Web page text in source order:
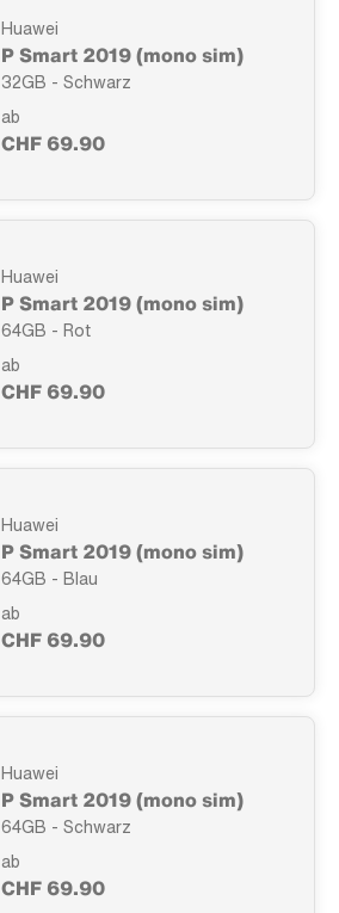
Huawei
P Smart 2019 (mono sim)
32GB - Schwarz
ab
CHF 69.90
Huawei
P Smart 2019 (mono sim)
64GB - Rot
ab
CHF 69.90
Huawei
P Smart 2019 (mono sim)
64GB - Blau
ab
CHF 69.90
Huawei
P Smart 2019 (mono sim)
64GB - Schwarz
ab
CHF 69.90